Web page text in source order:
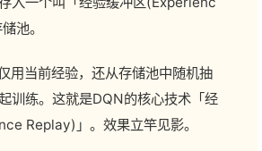
池。
用当前经验，还从存储池中随机抽
训练。这就是DQN的核心技术「经
Replay)」。效果立竿见影。